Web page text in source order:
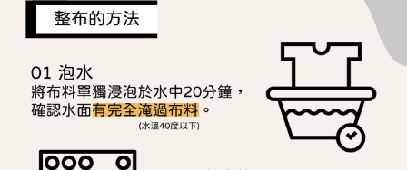
【注意事項】
１．透過由恩沛科技股份有限公司提供之「AFTEE先享後付」服務完成之交
易，需依本服務之必要範圍內提供個人資料，並將交易相關給付款項請求債
權轉讓予恩沛科技股份有限公司。
２．關於個人資料處理事宜，請瀏覽以下網址：
https://aftee.tw/terms/#terms3
３．未成年的使用者請事先徵得法定代理人或監護人之同意方可使用
「AFTEE先享後付」，若未經同意申辦者引起之損失，本公司不負相關責
任。
４．使用「AFTEE先享後付」時，將依據個別帳號之用戶狀況，依本公司即